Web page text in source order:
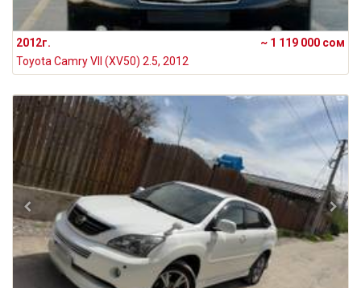
2012г.
~ 1 119 000 сом
Toyota Camry VII (XV50) 2.5, 2012